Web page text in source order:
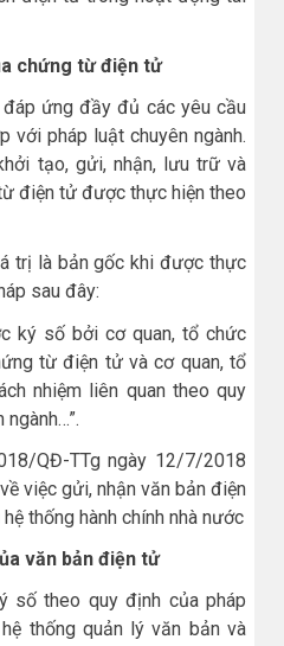
chứng từ điện tử
ứng đầy đủ các yêu cầu
với pháp luật chuyên ngành.
tạo, gửi, nhận, lưu trữ và
điện tử được thực hiện theo
trị là bản gốc khi được thực
sau đây:
ký số bởi cơ quan, tổ chức
từ điện tử và cơ quan, tổ
nhiệm liên quan theo quy
QĐ-TTg ngày 12/7/2018
việc gửi, nhận văn bản điện
thống hành chính nhà nước
văn bản điện tử
số theo quy định của pháp
thống quản lý văn bản và